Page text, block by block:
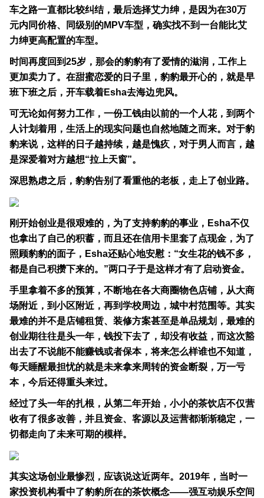
车之路一直都比较纠结，最后选择艾力绅，是因为在30万
元内同价格、同级别的MPV车型，确实找不到一台能比艾
力绅更高配置的车型。
时间再度回到25岁，那会的豹豹有了爱情的滋润，工作上
更加卖力了。在甜蜜恋爱的日子里，豹豹最开心的，就是早
班下班之后，开车载着Esha去海边兜风。
可无论如何努力工作，一份工钱由以前的一个人花，到两个
人计划着用，生活上的现实问题也自然地随之而来。对于豹
豹来说，这样的日子越持续，越是愧疚，对于男人而言，越
是深爱着对方越想“拉上天窗”。
深思熟虑之后，豹豹告别了看重他的老板，走上了创业路。
刚开始创业是很艰难的，为了支持豹豹的事业，Esha不仅
也拿出了自己的积蓄，而且还在信用卡里套了点现金，为了
照顾豹豹的面子，Esha还贴心地安慰：“女生花的钱不多，
都是自己积攒下来的。”两口子于是这样才有了启动资金。
手里拿着不多的预算，不断地在各大商圈物色店铺，从大商
场附近，到小区附近，再到学校周边，城中村范围等。其实
最难的并不是店铺租赁、装修方案甚至是单品规划，最难的
创业期往往是头一年，钱投下去了，却没有收益，而这次豁
出去了不说能不能赚钱或者保本，将来怎么样谁也不知道，
每天睡醒最担忧的就是未来拿来周转的资金断裂，万一亏
本，今后还得重头来过。
经过了头一年的扎根，从第二年开始，小小的茶饮店不仅营
收有了很多改善，并且资金、客源以及运营都渐渐稳定，一
切都走向了未来可期的模样。
其实这场创业最惨烈，应该说这近两年。2019年，当时一
家投资机构看中了豹豹所在的茶饮概念——强互动娱乐空间